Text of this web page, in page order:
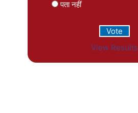
पता नहीं
View Results